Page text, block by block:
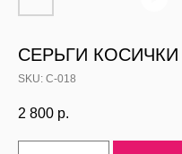
СЕРЬГИ
SKU: С-018
2 800 р.